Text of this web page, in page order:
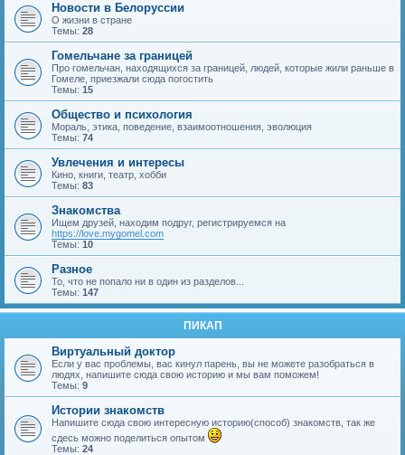
Новости в Белоруссии
О жизни в стране
Темы: 28
Гомельчане за границей
Про гомельчан, находящихся за границей, людей, которые жили раньше в
Гомеле, приезжали сюда погостить
Темы: 15
Общество и психология
Мораль, этика, поведение, взаимоотношения, эволюция
Темы: 74
Увлечения и интересы
Кино, книги, театр, хобби
Темы: 83
Знакомства
Ищем друзей, находим подруг, регистрируемся на
https://love.mygomel.com
Темы: 10
Разное
То, что не попало ни в один из разделов...
Темы: 147
ПИКАП
Виртуальный доктор
Если у вас проблемы, вас кинул парень, вы не можете разобраться в
людях, напишите сюда свою историю и мы вам поможем!
Темы: 9
Истории знакомств
Напишите сюда свою интересную историю(способ) знакомств, так же
сдесь можно поделиться опытом
Темы: 24